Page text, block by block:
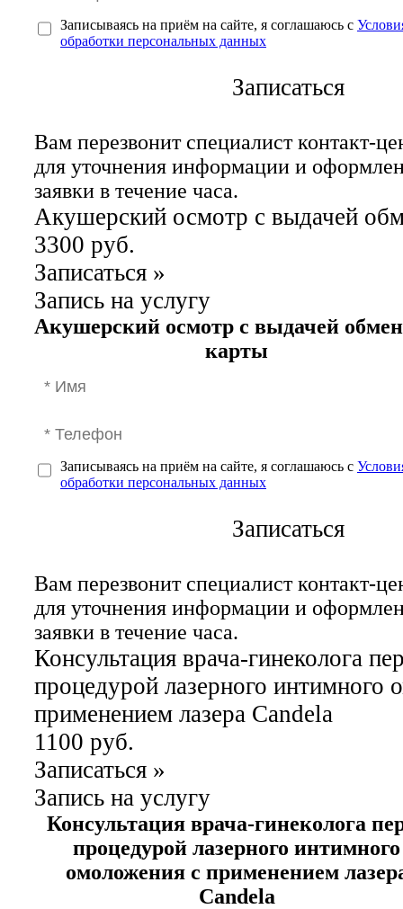
Записываясь на приём на сайте, я соглашаюсь с
обработки персональных данных
Записаться
Вам перезвонит специалист контакт-
для уточнения информации и
заявки в течение часа.
Акушерский осмотр с выдачей
3300 руб.
Записаться »
Запись на услугу
Акушерский осмотр с выдачей
карты
Записываясь на приём на сайте, я соглашаюсь с
обработки персональных данных
Записаться
Вам перезвонит специалист контакт-
для уточнения информации и
заявки в течение часа.
Консультация врача-гинеколога
процедурой лазерного интимного
применением лазера Candela
1100 руб.
Записаться »
Запись на услугу
Консультация врача-гинеколога
процедурой лазерного интимного
омоложения с применением
Candela